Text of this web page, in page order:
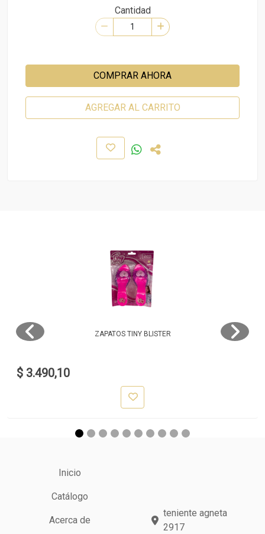
Cantidad
COMPRAR AHORA
AGREGAR AL CARRITO
ZAPATOS TINY BLISTER
$ 3.490,10
Inicio
Catálogo
Acerca de
teniente agneta
2917